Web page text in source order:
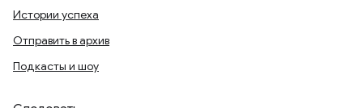
Истории успеха
Отправить в архив
Подкасты и шоу